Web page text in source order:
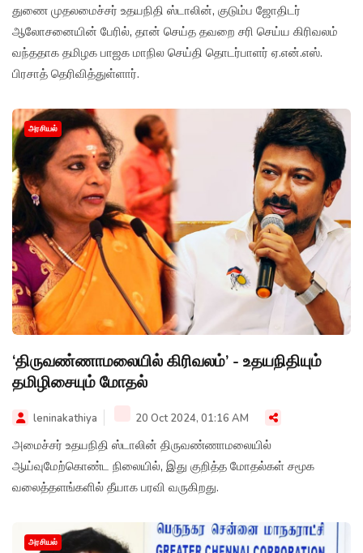
துணை முதலமைச்சர் உதயநிதி ஸ்டாலின், குடும்ப ஜோதிடர்
ஆலோசனையின் பேரில், தான் செய்த தவறை சரி செய்ய கிரிவலம்
வந்ததாக தமிழக பாஜக மாநில செய்தி தொடர்பாளர் ஏ.என்.எஸ்.
பிரசாத் தெரிவித்துள்ளார்.
அரசியல்
‘திருவண்ணாமலையில் கிரிவலம்’ - உதயநிதியும்
தமிழிசையும் மோதல்
leninakathiya 20 Oct 2024, 01:16 AM
அமைச்சர் உதயநிதி ஸ்டாலின் திருவண்ணாமலையில்
ஆய்வுமேற்கொண்ட நிலையில், இது குறித்த மோதல்கள் சமூக
வலைத்தளங்களில் தீயாக பரவி வருகிறது.
அரசியல்